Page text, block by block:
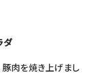
ダ
肉を焼き上げまし